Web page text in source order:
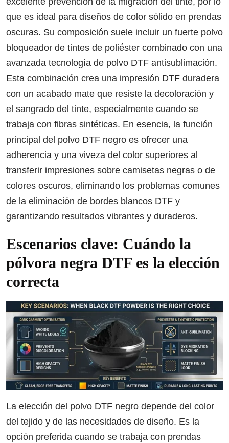
que es ideal para diseños de color sólido en prendas
oscuras. Su composición suele incluir un fuerte polvo
bloqueador de tintes de poliéster combinado con una
avanzada tecnología de polvo DTF antisublimación.
Esta combinación crea una impresión DTF duradera
con un acabado mate que resiste la decoloración y
el sangrado del tinte, especialmente cuando se
trabaja con fibras sintéticas. En esencia, la función
principal del polvo DTF negro es ofrecer una
adherencia y una viveza del color superiores al
transferir impresiones sobre camisetas negras o de
colores oscuros, eliminando los problemas comunes
de la eliminación de bordes blancos DTF y
garantizando resultados vibrantes y duraderos.
Escenarios clave: Cuándo la
pólvora negra DTF es la elección
correcta
La elección del polvo DTF negro depende del color
del tejido y de las necesidades de diseño. Es la
opción preferida cuando se trabaja con prendas